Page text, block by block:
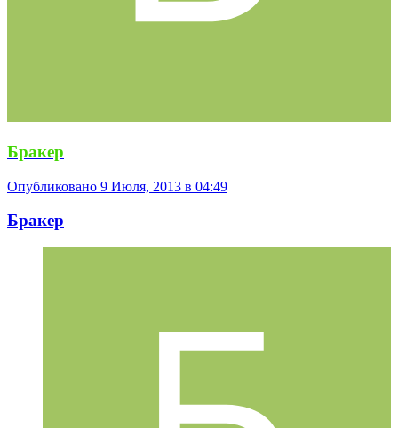
Бракер
Опубликовано 9 Июля, 2013 в 04:49
Бракер